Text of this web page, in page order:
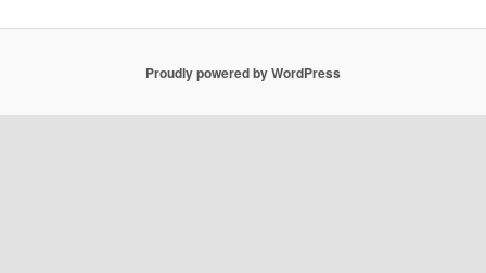
Proudly powered by WordPress